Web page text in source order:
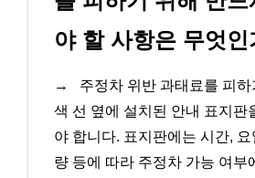
야 할 사항은 무엇인
→
주정차 위반 과태료를 피
색 선 옆에 설치된 안내 표지판
야 합니다. 표지판에는 시간,
량 등에 따라 주정차 가능 여부